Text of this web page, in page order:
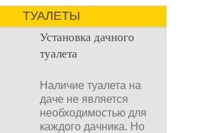
ТУАЛЕТЫ
Установка дачного
туалета
Наличие туалета на
даче не является
необходимостью для
каждого дачника. Но